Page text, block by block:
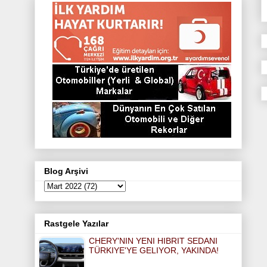
e
r
o
o
k
g
r
a
s
Blog Arşivi
Rastgele Yazılar
CHERY'NIN YENI HIBRIT SEDANI
TÜRKIYE'YE GELIYOR, YAKINDA!